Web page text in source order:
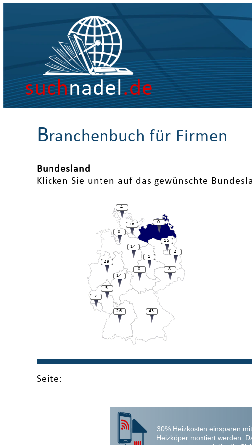
suchnadel.de
Branchenbuch für Firmen
Bundesland
Klicken Sie unten auf das gewünschte
8
2
29
15
1
0
16
4
0
14
2
14
5
26
0
43
Seite:
30% Heizkosten einsparen
Heizköper montiert werden.